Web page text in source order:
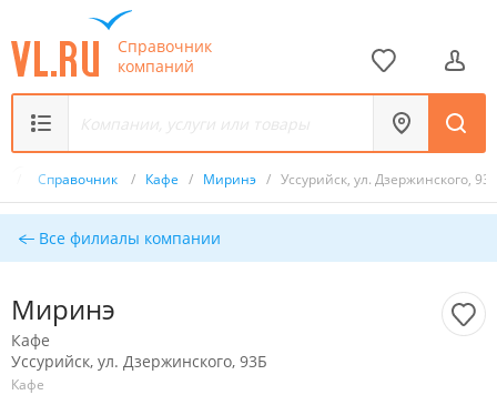
Справочник
компаний
Справочник / Кафе / Миринэ / Уссурийск, ул. Дзержинского, 93Б
Все филиалы компании
Миринэ
Кафе
Уссурийск, ул. Дзержинского, 93Б
Кафе